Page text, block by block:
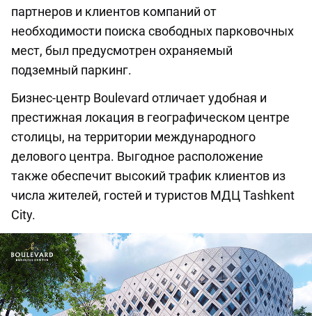
партнеров и клиентов компаний от
необходимости поиска свободных парковочных
мест, был предусмотрен охраняемый
подземный паркинг.
Бизнес-центр Boulevard отличает удобная и
престижная локация в географическом центре
столицы, на территории международного
делового центра. Выгодное расположение
также обеспечит высокий трафик клиентов из
числа жителей, гостей и туристов МДЦ Tashkent
City.